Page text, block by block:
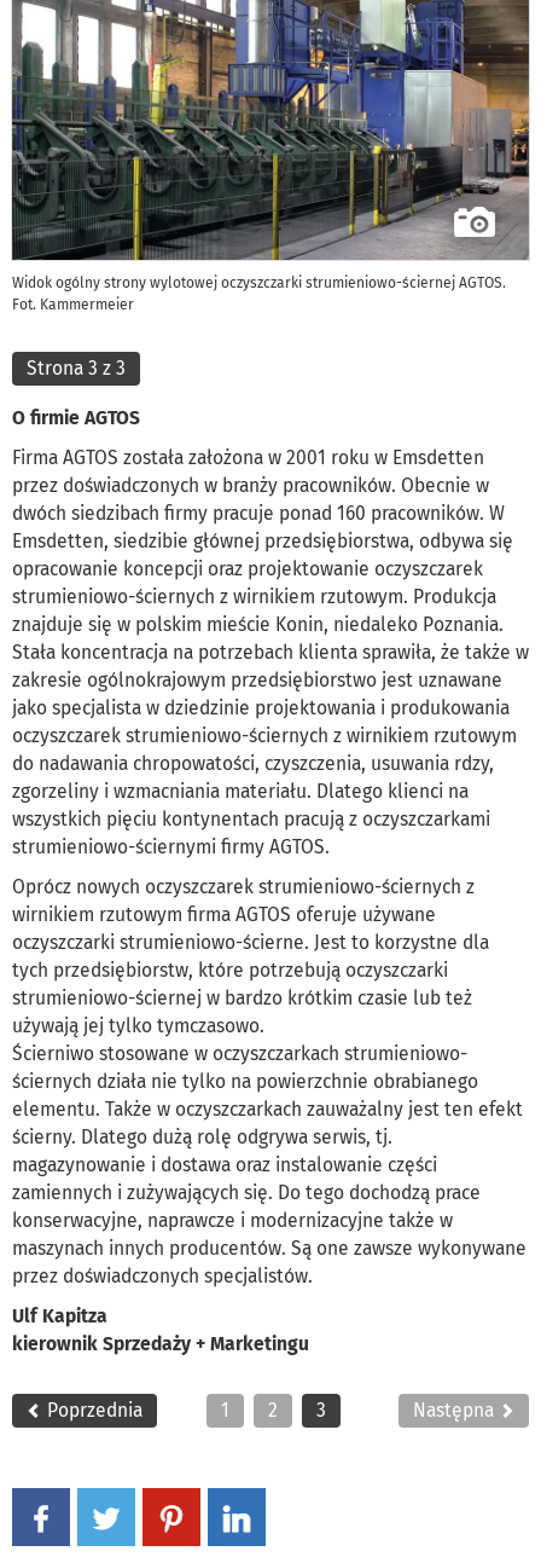
Widok ogólny strony wylotowej oczyszczarki strumieniowo-ściernej AGTOS.
Fot. Kammermeier
Strona 3 z 3
O firmie AGTOS
Firma AGTOS została założona w 2001 roku w Emsdetten
przez doświadczonych w branży pracowników. Obecnie w
dwóch siedzibach firmy pracuje ponad 160 pracowników. W
Emsdetten, siedzibie głównej przedsiębiorstwa, odbywa się
opracowanie koncepcji oraz projektowanie oczyszczarek
strumieniowo-ściernych z wirnikiem rzutowym. Produkcja
znajduje się w polskim mieście Konin, niedaleko Poznania.
Stała koncentracja na potrzebach klienta sprawiła, że także w
zakresie ogólnokrajowym przedsiębiorstwo jest uznawane
jako specjalista w dziedzinie projektowania i produkowania
oczyszczarek strumieniowo-ściernych z wirnikiem rzutowym
do nadawania chropowatości, czyszczenia, usuwania rdzy,
zgorzeliny i wzmacniania materiału. Dlatego klienci na
wszystkich pięciu kontynentach pracują z oczyszczarkami
strumieniowo-ściernymi firmy AGTOS.
Oprócz nowych oczyszczarek strumieniowo-ściernych z
wirnikiem rzutowym firma AGTOS oferuje używane
oczyszczarki strumieniowo-ścierne. Jest to korzystne dla
tych przedsiębiorstw, które potrzebują oczyszczarki
strumieniowo-ściernej w bardzo krótkim czasie lub też
używają jej tylko tymczasowo.
Ścierniwo stosowane w oczyszczarkach strumieniowo-
ściernych działa nie tylko na powierzchnie obrabianego
elementu. Także w oczyszczarkach zauważalny jest ten efekt
ścierny. Dlatego dużą rolę odgrywa serwis, tj.
magazynowanie i dostawa oraz instalowanie części
zamiennych i zużywających się. Do tego dochodzą prace
konserwacyjne, naprawcze i modernizacyjne także w
maszynach innych producentów. Są one zawsze wykonywane
przez doświadczonych specjalistów.
Ulf Kapitza
kierownik Sprzedaży + Marketingu
Poprzednia 1 2 3 Następna